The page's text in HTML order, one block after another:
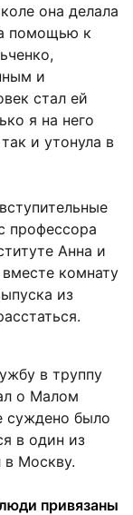
она делала
помощью к
и
стал ей
я на него
и утонула в
профессора
Анна и
комнату
из
в труппу
о Малом
суждено было
в один из
в Москву.
привязаны